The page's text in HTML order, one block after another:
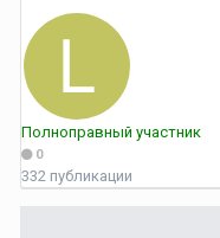
Полноправный участник
0
332 публикации